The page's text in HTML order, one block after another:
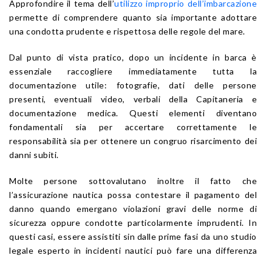
Approfondire il tema dell’utilizzo improprio dell’imbarcazione
permette di comprendere quanto sia importante adottare
una condotta prudente e rispettosa delle regole del mare.
Dal punto di vista pratico, dopo un incidente in barca è
essenziale raccogliere immediatamente tutta la
documentazione utile: fotografie, dati delle persone
presenti, eventuali video, verbali della Capitaneria e
documentazione medica. Questi elementi diventano
fondamentali sia per accertare correttamente le
responsabilità sia per ottenere un congruo risarcimento dei
danni subiti.
Molte persone sottovalutano inoltre il fatto che
l’assicurazione nautica possa contestare il pagamento del
danno quando emergano violazioni gravi delle norme di
sicurezza oppure condotte particolarmente imprudenti. In
questi casi, essere assistiti sin dalle prime fasi da uno studio
legale esperto in incidenti nautici può fare una differenza